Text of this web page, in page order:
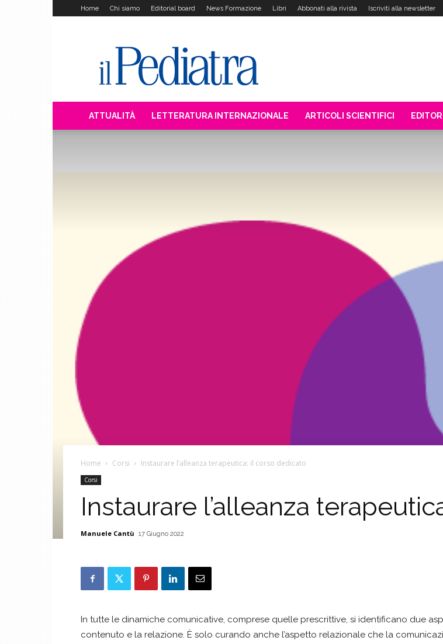
Home Chi siamo Editorial board News Formazione Libri Abbonati alla rivista Iscriviti alla newsletter
Pediatra
ATTUALITÀ LETTERATURA INTERNAZIONALE ARTICOLI SCIENTIFICI
Home Corsi Instaurare l’alleanza terapeutica: il corso dedicato
Corsi
Instaurare l’alleanza
Manuele Cantù 17 Giugno 2022
In tutte le dinamiche comunicative, comprese quelle prescrittive, si identificano due
contenuto e la relazione. È solo curando anche l’aspetto relazionale che la